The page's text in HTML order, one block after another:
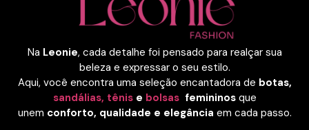
Na Leonie, cada detalhe foi pensado para realçar sua
beleza e expressar o seu estilo.
Aqui, você encontra uma seleção encantadora de botas,
sandálias, tênise bolsasfemininosque
unem conforto, qualidade e elegância em cada passo.